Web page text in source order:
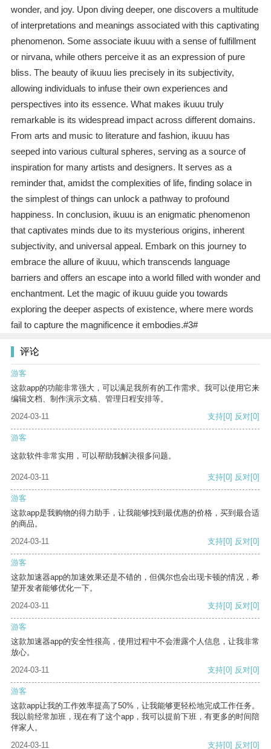
wonder, and joy. Upon diving deeper, one discovers a multitude
of interpretations and meanings associated with this captivating
phenomenon. Some associate ikuuu with a sense of fulfillment
or nirvana, while others perceive it as an expression of pure
bliss. The beauty of ikuuu lies precisely in its subjectivity,
allowing individuals to infuse their own experiences and
perspectives into its essence. What makes ikuuu truly
remarkable is its widespread impact across different domains.
From arts and music to literature and fashion, ikuuu has
seeped into various cultural spheres, serving as a source of
inspiration for many artists and designers. It serves as a
reminder that, amidst the complexities of life, finding solace in
the simplest of things can unlock a pathway to profound
happiness. In conclusion, ikuuu is an enigmatic phenomenon
that captivates minds due to its mysterious origins, inherent
subjectivity, and universal appeal. Embark on this journey to
embrace the allure of ikuuu, which transcends language
barriers and offers an escape into a world filled with wonder and
enchantment. Let the magic of ikuuu guide you towards
exploring the deeper aspects of existence, where mere words
fail to capture the magnificence it embodies.#3#
评论
游客
这款app的功能非常强大，可以满足我所有的工作需求。我可以使用它来
编辑文档、制作演示文稿、管理日程安排等。
2024-03-11
支持[0] 反对[0]
游客
这款软件非常实用，可以帮助我解决很多问题。
2024-03-11 支持[0] 反对[0]
游客
这款app是我购物的得力助手，让我能够找到最优惠的价格，买到最合适
的商品。
2024-03-11
支持[0] 反对[0]
游客
这款加速器app的加速效果还是不错的，但偶尔也会出现卡顿的情况，希
望开发者能够优化一下。
2024-03-11
支持[0] 反对[0]
游客
这款加速器app的安全性很高，使用过程中不会泄露个人信息，让我非常
放心。
2024-03-11
支持[0] 反对[0]
游客
这款app让我的工作效率提高了50%，让我能够更轻松地完成工作任务。
我以前经常加班，现在有了这个app，我可以提前下班，有更多的时间陪
伴家人。
2024-03-11
支持[0] 反对[0]